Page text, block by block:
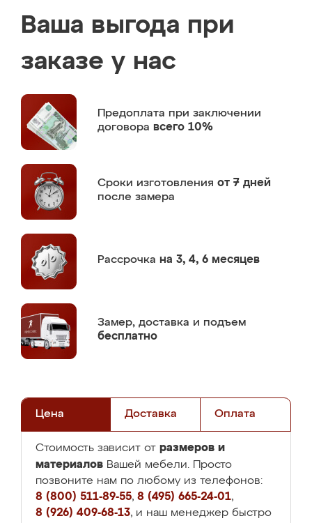
Ваша выгода при
заказе у нас
Предоплата при заключении
договора всего 10%
Сроки изготовления от 7 дней
после замера
Рассрочка на 3, 4, 6 месяцев
Замер, доставка и подъем
бесплатно
Цена Доставка Оплата
Стоимость зависит от размеров и
материалов Вашей мебели. Просто
позвоните нам по любому из телефонов:
8 (800) 511-89-55, 8 (495) 665-24-01,
8 (926) 409-68-13, и наш менеджер быстро